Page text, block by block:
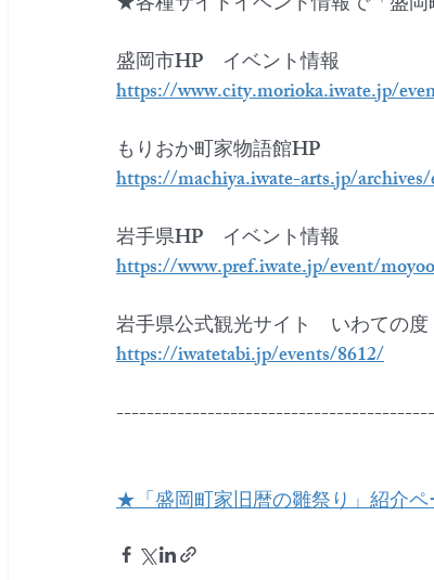
盛岡市HP　イベント情報
https://www.city.morioka.iwate.jp/
もりおか町家物語館HP
https://machiya.iwate-arts.jp/
岩手県HP　イベント情報
https://www.pref.iwate.jp/event/
岩手県公式観光サイト　いわての度
https://iwatetabi.jp/events/8612/
★「盛岡町家旧暦の雛祭り」紹介